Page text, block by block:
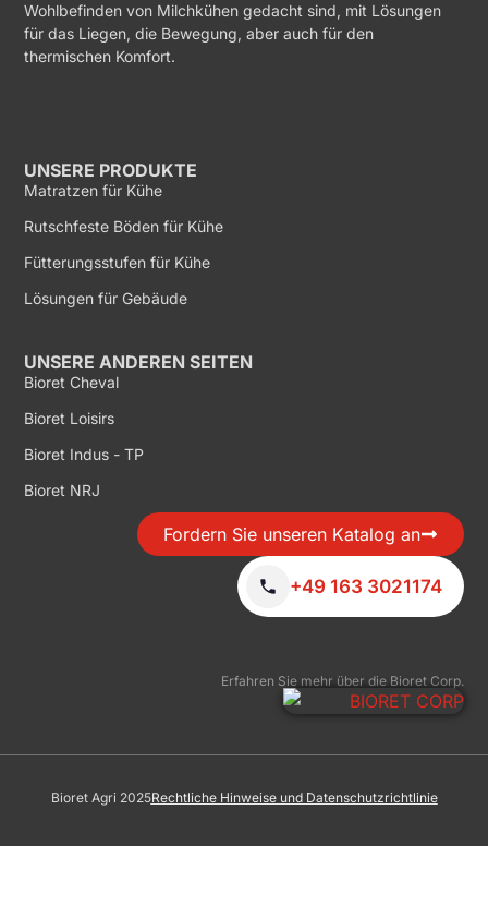
Wohlbefinden von Milchkühen gedacht sind, mit Lösungen
für das Liegen, die Bewegung, aber auch für den
thermischen Komfort.
UNSERE PRODUKTE
Matratzen für Kühe
Rutschfeste Böden für Kühe
Fütterungsstufen für Kühe
Lösungen für Gebäude
UNSERE ANDEREN SEITEN
Bioret Cheval
Bioret Loisirs
Bioret Indus - TP
Bioret NRJ
Fordern Sie unseren Katalog an
+49 163 3021174
Erfahren Sie mehr über die Bioret Corp.
Bioret Agri 2025Rechtliche Hinweise und Datenschutzrichtlinie